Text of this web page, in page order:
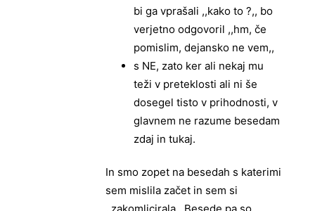
bi ga vprašali ,,kako to ?,, bo
verjetno odgovoril ,,hm, če
pomislim, dejansko ne vem,,
s NE, zato ker ali nekaj mu
teži v preteklosti ali ni še
dosegel tisto v prihodnosti, v
glavnem ne razume besedam
zdaj in tukaj.
In smo zopet na besedah s katerimi
sem mislila začet in sem si